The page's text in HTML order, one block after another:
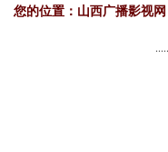
您的位置： 山西广播影视网